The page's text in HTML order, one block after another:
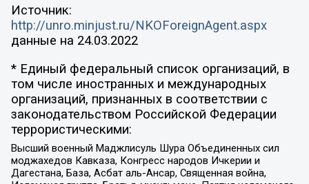
Источник:
http://unro.minjust.ru/NKOForeignAgent.aspx
данные на 24.03.2022
* Единый федеральный список организаций, в
том числе иностранных и международных
организаций, признанных в соответствии с
законодательством Российской Федерации
террористическими:
Высший военный Маджлисуль Шура Объединенных сил
моджахедов Кавказа, Конгресс народов Ичкерии и
Дагестана, База, Асбат аль-Ансар, Священная война,